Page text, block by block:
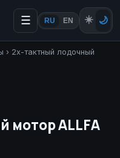
☰ RU EN ☀️ 🌙
› 2х-тактный лодочный
мотор ALLFA